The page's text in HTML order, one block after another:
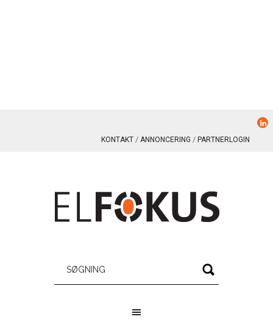
KONTAKT ANNONCERING PARTNERLOGIN